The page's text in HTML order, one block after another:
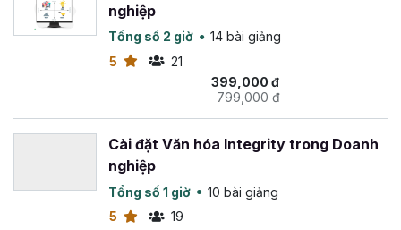
nghiệp
Tổng số 2 giờ
14 bài giảng
5
21
399,000 đ
799,000 đ
Cài đặt Văn hóa Integrity trong Doanh
nghiệp
Tổng số 1 giờ
10 bài giảng
5
19